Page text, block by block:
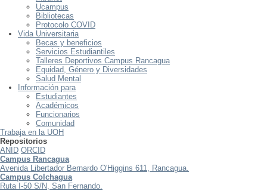
Ucampus
Bibliotecas
Protocolo COVID
Vida Universitaria
Becas y beneficios
Servicios Estudiantiles
Talleres Deportivos Campus Rancagua
Equidad, Género y Diversidades
Salud Mental
Información para
Estudiantes
Académicos
Funcionarios
Comunidad
Trabaja en la UOH
Repositorios
ANID ORCID
Campus Rancagua
Avenida Libertador Bernardo O'Higgins 611, Rancagua.
Campus Colchagua
Ruta I-50 S/N, San Fernando.